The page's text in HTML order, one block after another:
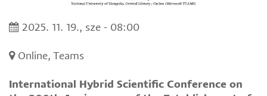
2025. 11. 19., sze - 08:00
Online, Teams
International Hybrid Scientific Conference on